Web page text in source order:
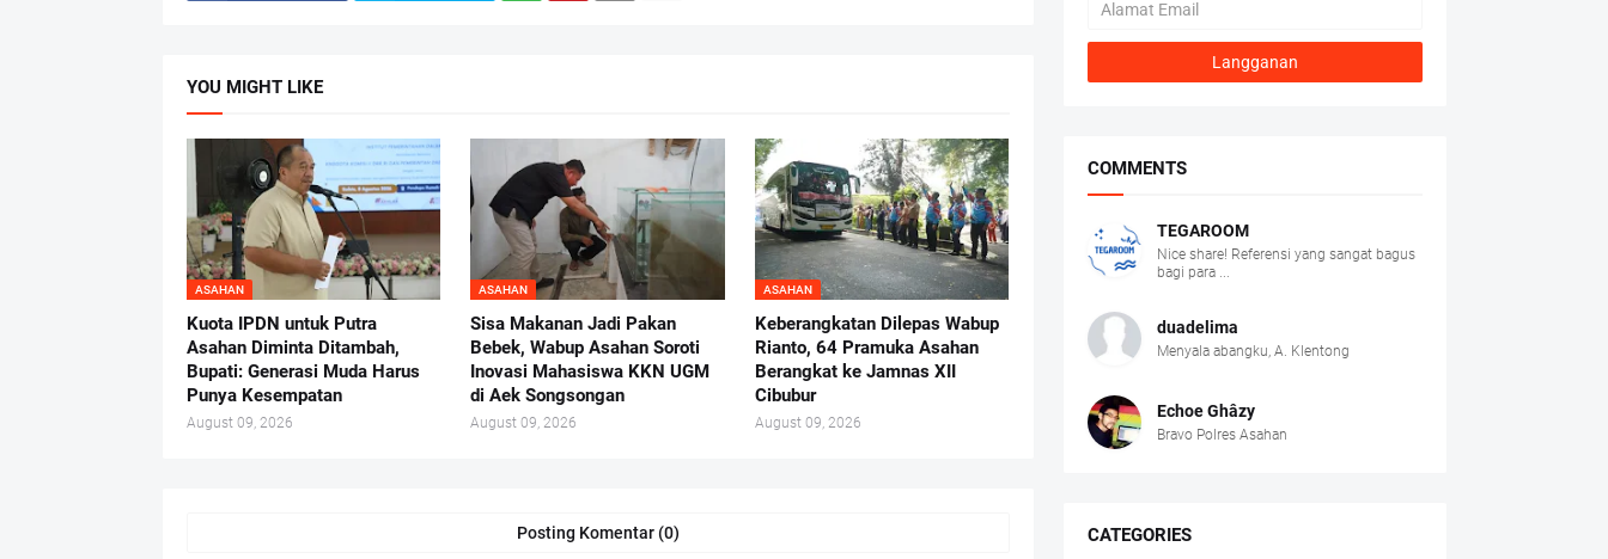
YOU MIGHT LIKE
ASAHAN
Kuota IPDN untuk Putra
Asahan Diminta Ditambah,
Bupati: Generasi Muda Harus
Punya Kesempatan
August 09, 2026
ASAHAN
Sisa Makanan Jadi Pakan
Bebek, Wabup Asahan Soroti
Inovasi Mahasiswa KKN UGM
di Aek Songsongan
August 09, 2026
ASAHAN
Keberangkatan Dilepas Wabup
Rianto, 64 Pramuka Asahan
Berangkat ke Jamnas XII
Cibubur
August 09, 2026
Posting Komentar (0)
COMMENTS
TEGAROOM
Nice share! Referensi yang sangat bagus
bagi para ...
duadelima
Menyala abangku, A. Klentong
Echoe Ghâzy
Bravo Polres Asahan
CATEGORIES